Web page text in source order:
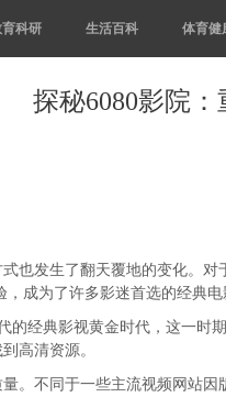
科研 生活百科 体育健
探秘6080影院
也发生了翻天覆地的变化。
成为了许多影迷首选的经典电
的经典影视黄金时代，这一
高清资源。
。不同于一些主流视频网站